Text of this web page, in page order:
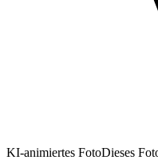
KI-animiertes FotoDieses